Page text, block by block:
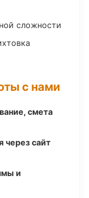
сложности
с нами
смета
через сайт
и